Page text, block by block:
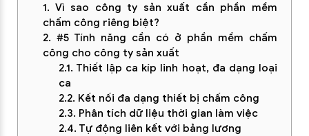
1. Vì sao công ty sản xuất cần phần mềm
chấm công riêng biệt?
2. #5 Tính năng cần có ở phần mềm chấm
công cho công ty sản xuất
2.1. Thiết lập ca kíp linh hoạt, đa dạng loại
ca
2.2. Kết nối đa dạng thiết bị chấm công
2.3. Phân tích dữ liệu thời gian làm việc
2.4. Tự động liên kết với bảng lương